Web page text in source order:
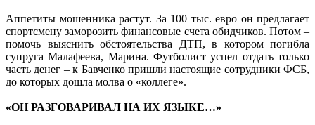
Аппетиты мошенника растут. За 100 тыс. евро он предлагает
спортсмену заморозить финансовые счета обидчиков. Потом –
помочь выяснить обстоятельства ДТП, в котором погибла
супруга Малафеева, Марина. Футболист успел отдать только
часть денег – к Бавченко пришли настоящие сотрудники ФСБ,
до которых дошла молва о «коллеге».
«ОН РАЗГОВАРИВАЛ НА ИХ ЯЗЫКЕ…»